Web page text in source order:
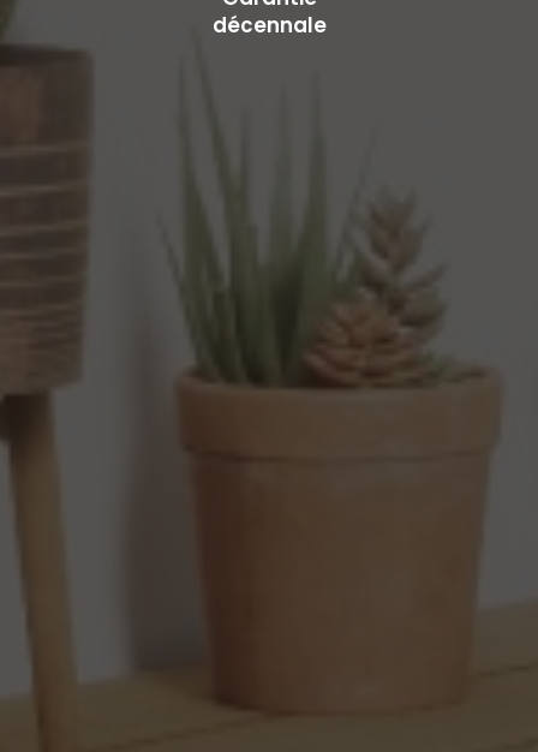
décennale